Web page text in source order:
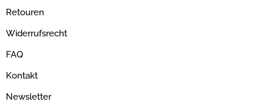
Retouren
Widerrufsrecht
FAQ
Kontakt
Newsletter